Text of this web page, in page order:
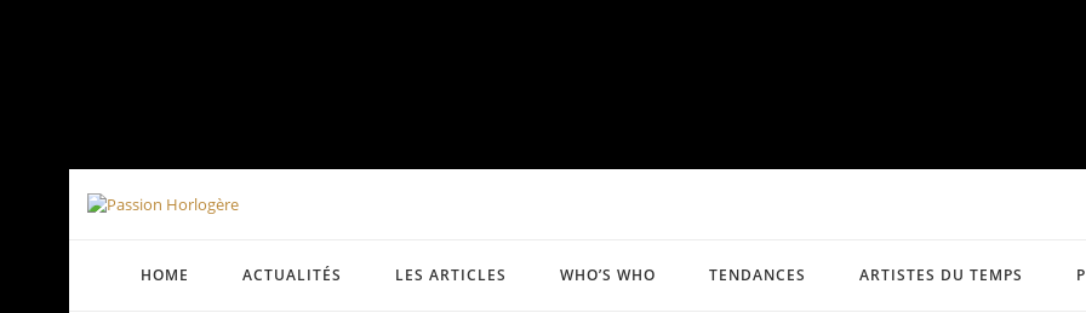
HOME ACTUALITÉS LES ARTICLES WHO’S WHO TENDANCES ARTISTES DU TEMPS